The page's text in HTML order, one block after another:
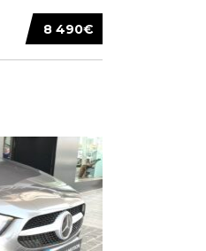
8 490€